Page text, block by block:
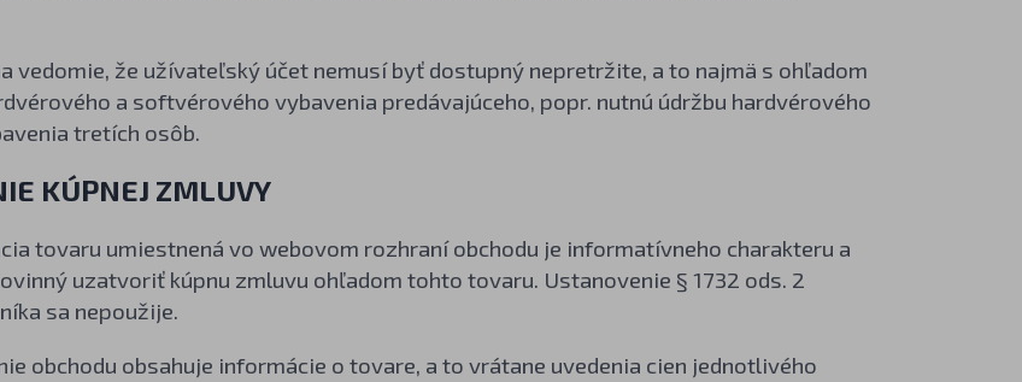
vedomie, že užívateľský účet nemusí byť dostupný nepretržite, a to najmä s ohľadom
a softvérového vybavenia predávajúceho, popr. nutnú údržbu hardvérového
tretích osôb.
KÚPNEJ ZMLUVY
tovaru umiestnená vo webovom rozhraní obchodu je informatívneho charakteru a
uzatvoriť kúpnu zmluvu ohľadom tohto tovaru. Ustanovenie § 1732 ods. 2
sa nepoužije.
obchodu obsahuje informácie o tovare, a to vrátane uvedenia cien jednotlivého